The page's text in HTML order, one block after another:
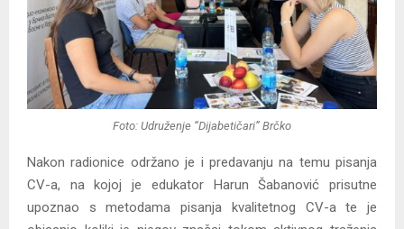
Foto: Udruženje “Dijabetičari” Brčko
Nakon radionice održano je i predavanju na temu pisanja
CV-a, na kojoj je edukator Harun Šabanović prisutne
upoznao s metodama pisanja kvalitetnog CV-a te je